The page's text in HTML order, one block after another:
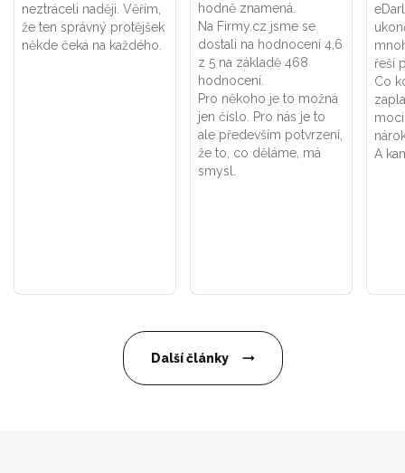
neztráceli naději. Věřím,
že ten správný protějšek
někde čeká na každého.
hodně znamená.
Na Firmy.cz jsme se
dostali na hodnocení 4,6
z 5 na základě 468
hodnocení.
Pro někoho je to možná
jen číslo. Pro nás je to
ale především potvrzení,
že to, co děláme, má
smysl.
řeší
Co
A
Další články